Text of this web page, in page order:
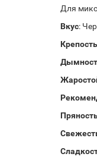
Для
Вкус:
Крепость